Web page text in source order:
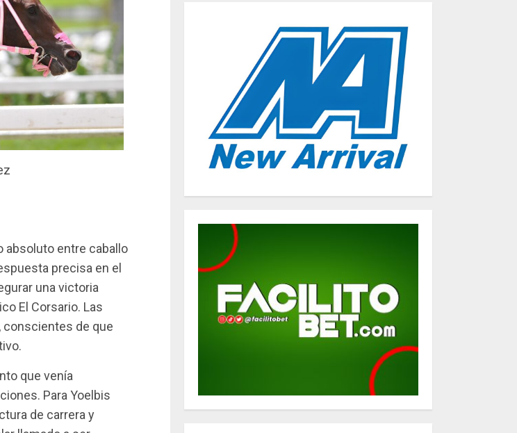
absoluto entre caballo
precisa en el
una victoria
El Corsario. Las
conscientes de que
que venía
Para Yoelbis
de carrera y